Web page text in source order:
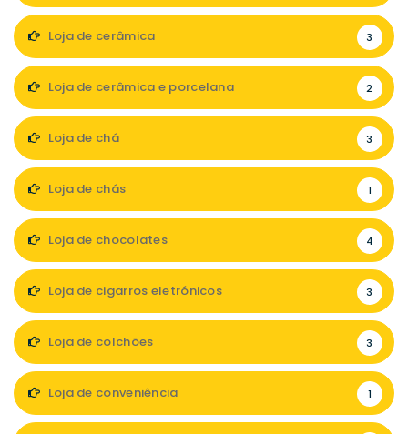
Loja de cerâmica 3
Loja de cerâmica e porcelana 2
Loja de chá 3
Loja de chás 1
Loja de chocolates 4
Loja de cigarros eletrónicos 3
Loja de colchões 3
Loja de conveniência 1